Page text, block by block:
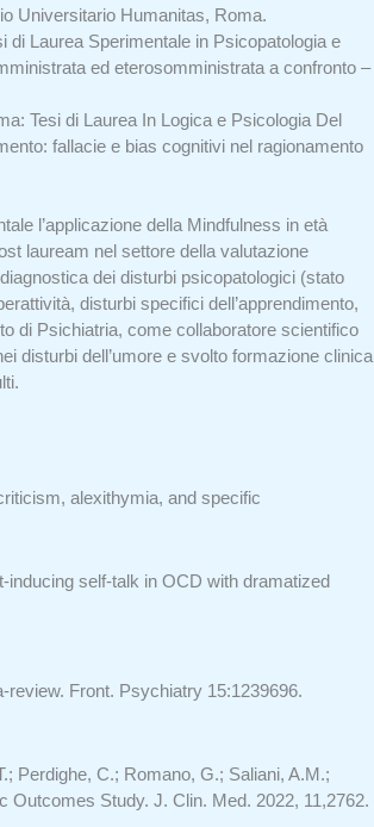
Universitario Humanitas, Roma.
Laurea Sperimentale in Psicopatologia e
ed eterosomministrata a confronto –
Tesi di Laurea In Logica e Psicologia Del
fallacie e bias cognitivi nel ragionamento
l’applicazione della Mindfulness in età
lauream nel settore della valutazione
dei disturbi psicopatologici (stato
disturbi specifici dell’apprendimento,
di Psichiatria, come collaboratore scientifico
disturbi dell’umore e svolto formazione clinica
alexithymia, and specific
inducing self-talk in OCD with dramatized
Front. Psychiatry 15:1239696.
Perdighe, C.; Romano, G.; Saliani, A.M.;
Study. J. Clin. Med. 2022, 11,2762.